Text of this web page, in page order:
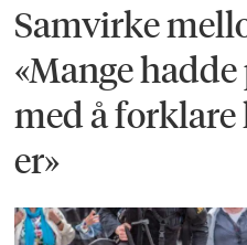
Samvirke
«Mange
med å
er»